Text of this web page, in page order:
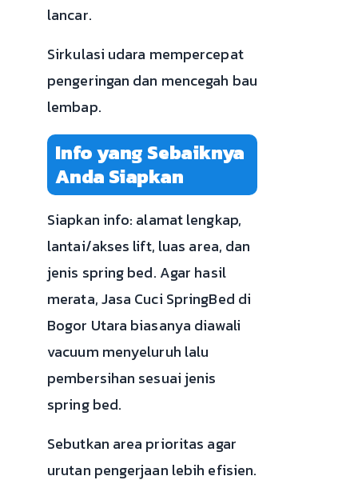
lancar.
Sirkulasi udara mempercepat
pengeringan dan mencegah bau
lembap.
Info yang Sebaiknya
Anda Siapkan
Siapkan info: alamat lengkap,
lantai/akses lift, luas area, dan
jenis spring bed. Agar hasil
merata, Jasa Cuci SpringBed di
Bogor Utara biasanya diawali
vacuum menyeluruh lalu
pembersihan sesuai jenis
spring bed.
Sebutkan area prioritas agar
urutan pengerjaan lebih efisien.